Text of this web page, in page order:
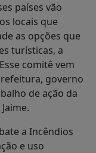
países vão
locais que
as opções que
turísticas, a
comitê vem
governo
de ação da
a Incêndios
e uso